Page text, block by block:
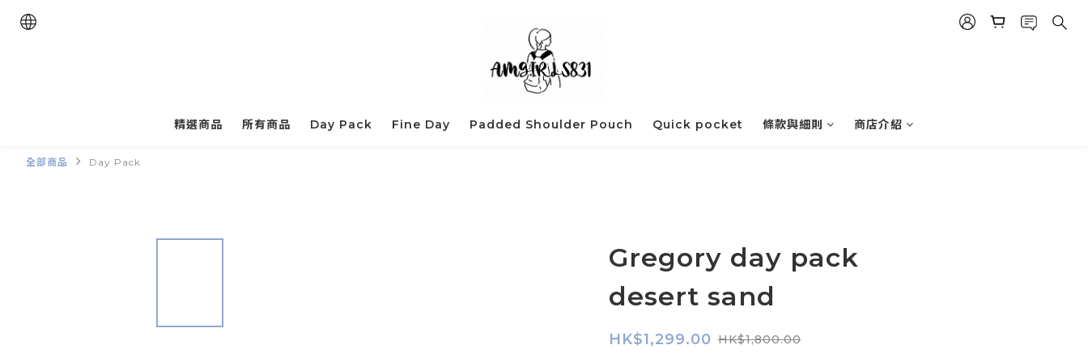
精選商品 所有商品 Day Pack Fine Day Padded Shoulder Pouch Quick pocket 條款與細則 商店介紹
全部商品 Day Pack
Gregory day pack
desert sand
HK$1,299.00 HK$1,800.00